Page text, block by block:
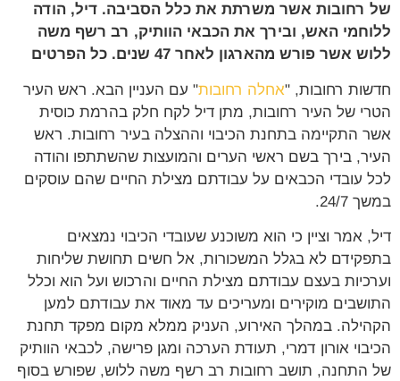
רחובות אשר משרתת את כלל הסביבה. דיל, הודה
האש, ובירך את הכבאי הוותיק, רב רשף משה
אשר פורש מהארגון לאחר 47 שנים. כל הפרטים
רחובות, "אחלה רחובות" עם העניין הבא. ראש העיר
של העיר רחובות, מתן דיל לקח חלק בהרמת כוסית
התקיימה בתחנת הכיבוי וההצלה בעיר רחובות. ראש
בירך בשם ראשי הערים והמועצות שהשתתפו והודה
עובדי הכבאים על עבודתם מצילת החיים שהם עוסקים
24/7.
אמר וציין כי הוא משוכנע שעובדי הכיבוי נמצאים
לא בגלל המשכורות, אל חשים תחושת שליחות
בעצם עבודתם מצילת החיים והרכוש ועל הוא וכלל
מוקירים ומעריכים עד מאוד את עבודתם למען
במהלך האירוע, העניק ממלא מקום מפקד תחנת
אורון דמרי, תעודת הערכה ומגן פרישה, לכבאי הוותיק
התחנה, תושב רחובות רב רשף משה ללוש, שפורש בסוף